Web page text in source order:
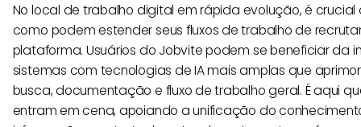
No local de trabalho digital em rápida evolução, é crucial
como podem estender seus fluxos de trabalho de
plataforma. Usuários do Jobvite podem se beneficiar da
sistemas com tecnologias de IA mais amplas que
busca, documentação e fluxo de trabalho geral. É aqui
entram em cena, apoiando a unificação do